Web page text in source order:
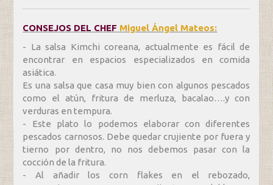
CONSEJOS DEL CHEF Miguel Ángel Mateos:
- La salsa Kimchi coreana, actualmente es fácil de
encontrar en espacios especializados en comida
asiática.
Es una salsa que casa muy bien con algunos pescados
como el atún, fritura de merluza, bacalao….y con
verduras en tempura.
- Este plato lo podemos elaborar con diferentes
pescados carnosos. Debe quedar crujiente por fuera y
tierno por dentro, no nos debemos pasar con la
cocción de la fritura.
- Al añadir los corn flakes en el rebozado,